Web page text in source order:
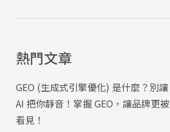
熱門文章
GEO (生成式引擎優化) 是什麼？別讓
AI 把你靜音！掌握 GEO，讓品牌更被
看見！